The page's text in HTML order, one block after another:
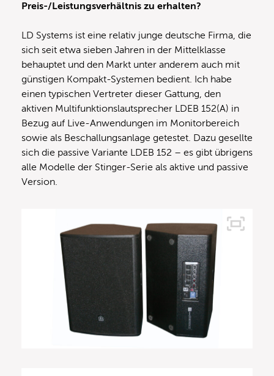
Preis-/Leistungsverhältnis zu erhalten?
LD Systems ist eine relativ junge deutsche Firma, die
sich seit etwa sieben Jahren in der Mittelklasse
behauptet und den Markt unter anderem auch mit
günstigen Kompakt-Systemen bedient. Ich habe
einen typischen Vertreter dieser Gattung, den
aktiven Multifunktionslautsprecher LDEB 152(A) in
Bezug auf Live-Anwendungen im Monitorbereich
sowie als Beschallungsanlage getestet. Dazu gesellte
sich die passive Variante LDEB 152 – es gibt übrigens
alle Modelle der Stinger-Serie als aktive und passive
Version.